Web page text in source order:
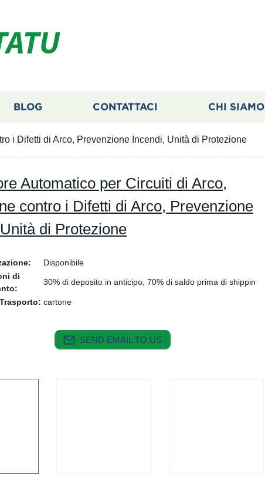
BLOG CONTATTACI CHI SIAMO
i Difetti di Arco, Prevenzione Incendi, Unità di Protezione
Automatico per Circuiti di Arco,
contro i Difetti di Arco, Prevenzione
di Protezione
Disponibile
di
30% di deposito in anticipo, 70% di saldo prima di shippin
cartone
SEND EMAIL TO US